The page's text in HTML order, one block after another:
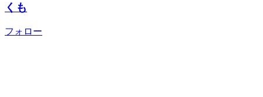
くも
フォロー